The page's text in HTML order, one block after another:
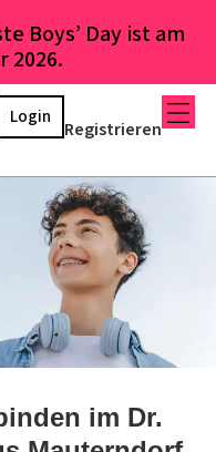
Boys’ Day ist am
2026.
Registrieren
Login
im Dr.